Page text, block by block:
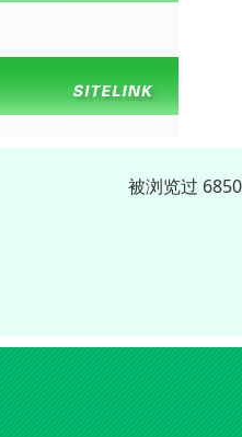
被浏览过